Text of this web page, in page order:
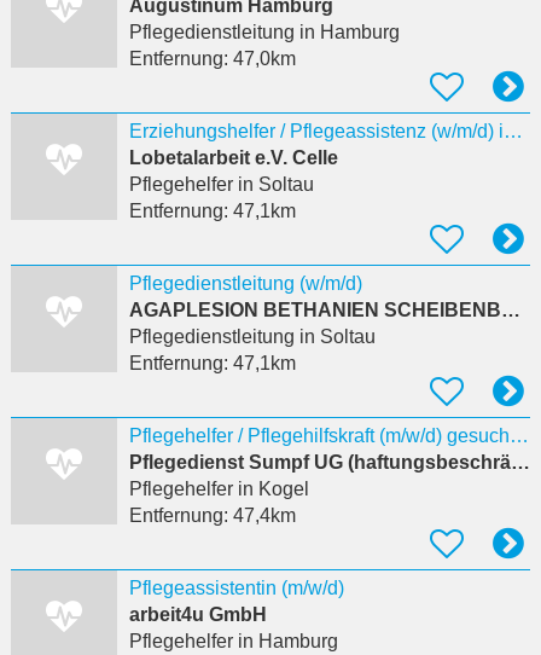
Augustinum Hamburg
Pflegedienstleitung in Hamburg
Entfernung: 47,0km
Erziehungshelfer / Pflegeassistenz (w/m/d) in Teilzeit 29 Std./Woche
Lobetalarbeit e.V. Celle
Pflegehelferin Soltau
Entfernung: 47,1km
Pflegedienstleitung (w/m/d)
AGAPLESION BETHANIEN SCHEIBENBERG gemeinnützige GmbH
Pflegedienstleitung in Soltau
Entfernung: 47,1km
Pflegehelfer / Pflegehilfskraft (m/w/d) gesucht ***16-18€/Std***
Pflegedienst Sumpf UG (haftungsbeschränkt)
Pflegehelferin Kogel
Entfernung: 47,4km
Pflegeassistentin (m/w/d)
arbeit4u GmbH
Pflegehelferin Hamburg